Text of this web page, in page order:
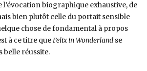
l’évocation biographique exhaustive, de
bien plutôt celle du portait sensible
chose de fondamental à propos
à ce titre queFelix in Wonderlandse
belle réussite.